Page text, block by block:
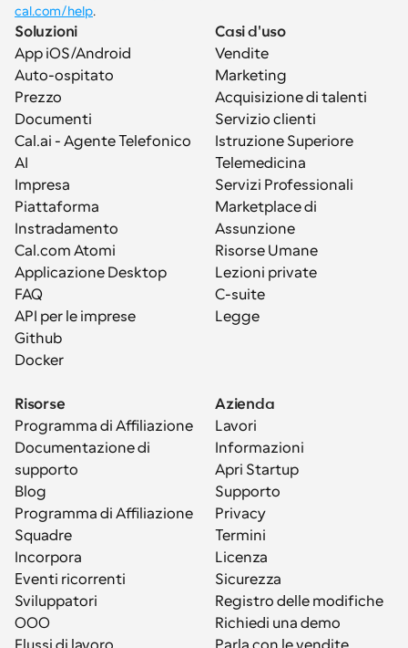
cal.com/help.
Soluzioni
App iOS/Android
Auto-ospitato
Prezzo
Documenti
Cal.ai - Agente Telefonico
AI
Impresa
Piattaforma
Instradamento
Cal.com Atomi
Applicazione Desktop
FAQ
API per le imprese
Github
Docker
Casi d'uso
Vendite
Marketing
Acquisizione di talenti
Servizio clienti
Istruzione Superiore
Telemedicina
Servizi Professionali
Marketplace di
Assunzione
Risorse Umane
Lezioni private
C-suite
Legge
Risorse
Programma di Affiliazione
Documentazione di
supporto
Blog
Programma di Affiliazione
Squadre
Incorpora
Eventi ricorrenti
Sviluppatori
OOO
Azienda
Lavori
Informazioni
Apri Startup
Supporto
Privacy
Termini
Licenza
Sicurezza
Registro delle modifiche
Richiedi una demo